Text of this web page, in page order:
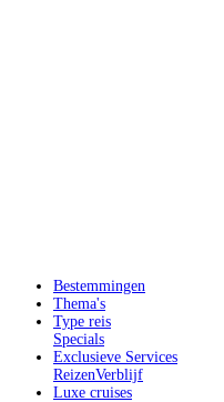
Bestemmingen
Thema's
Type reis
Specials
Exclusieve Services
ReizenVerblijf
Luxe cruises